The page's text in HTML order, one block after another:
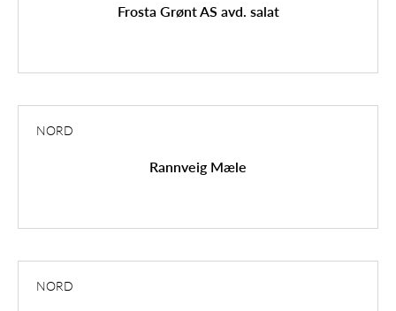
Frosta Grønt AS avd. salat
NORD
Rannveig Mæle
NORD